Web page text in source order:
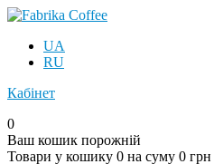
UA
RU
Кабінет
0
Ваш кошик порожній
Товари у кошику 0 на суму 0 грн